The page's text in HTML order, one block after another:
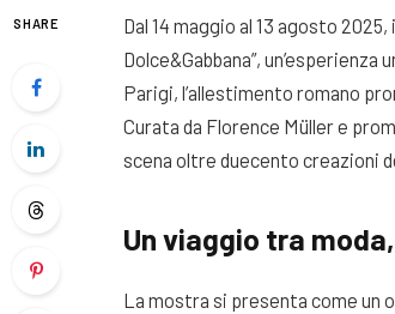
SHARE
Dal 14 maggio al 13 agosto
Dolce&Gabbana”,
Parigi, l’allestimento romano
Curata da Florence Müller e
scena oltre duecento creazioni
Un viaggio tra
La mostra si presenta come un